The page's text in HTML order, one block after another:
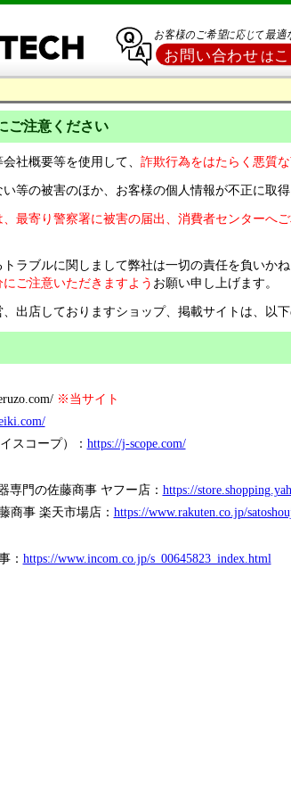
ご注意ください
社概要等を使用して、 詐欺行為をはたらく悪質
等の被害のほか、お客様の個人情報が不正に取
最寄り警察署に被害の届出、消費者センターへ
ラブルに関しまして弊社は一切の責任を負いかね
にご注意いただきますよう お願い申し上げます。
出店しておりますショップ、掲載サイトは、以下
※当サイト
スコープ）： https://j-scope.com/
専門の佐藤商事 ヤフー店： https://
商事 楽天市場店： https://www.rakuten.co.jp/
： https://www.incom.co.jp/s_00645823_index.html